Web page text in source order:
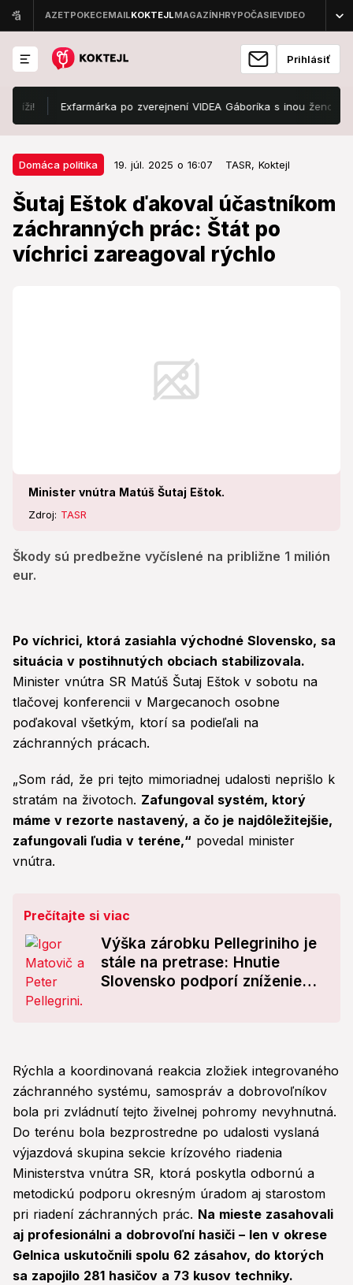
Prihlásiť
Exfarmárka po zverejnení VIDEA Gáboríka s inou ženou:
Domáca politika 19. júl. 2025 o 16:07 TASR, Koktejl
Šutaj Eštok ďakoval účastníkom
záchranných prác: Štát po
víchrici zareagoval rýchlo
Minister vnútra Matúš Šutaj Eštok.
Zdroj: TASR
Škody sú predbežne vyčíslené na približne 1 milión
eur.
Domáca politika 19. júl. 2025 o 16:07
Šutaj Eštok ďakoval účastníkom
záchranných prác: Štát po víchrici
zareagoval rýchlo
Po víchrici, ktorá zasiahla východné Slovensko, sa
situácia v postihnutých obciach stabilizovala.
Minister vnútra SR Matúš Šutaj Eštok v sobotu na
tlačovej konferencii v Margecanoch osobne
poďakoval všetkým, ktorí sa podieľali na
záchranných prácach.
„Som rád, že pri tejto mimoriadnej udalosti neprišlo k
stratám na životoch. Zafungoval systém, ktorý
máme v rezorte nastavený, a čo je najdôležitejšie,
zafungovali ľudia v teréne,“ povedal minister
vnútra.
Prečítajte si viac
Výška zárobku Pellegriniho je
stále na pretrase: Hnutie
Slovensko podporí zníženie
Rýchla a koordinovaná reakcia zložiek integrovaného
záchranného systému, samospráv a dobrovoľníkov
bola pri zvládnutí tejto živelnej pohromy nevyhnutná.
Do terénu bola bezprostredne po udalosti vyslaná
výjazdová skupina sekcie krízového riadenia
Ministerstva vnútra SR, ktorá poskytla odbornú a
metodickú podporu okresným úradom aj starostom
pri riadení záchranných prác. Na mieste zasahovali
aj profesionálni a dobrovoľní hasiči – len v okrese
Gelnica uskutočnili spolu 62 zásahov, do ktorých
sa zapojilo 281 hasičov a 73 kusov techniky.